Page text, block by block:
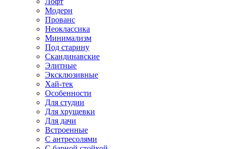
Модерн
Прованс
Неоклассика
Минимализм
Под старину
Скандинавские
Элитные
Эксклюзивные
Хай-тек
Особенности
Для студии
Для хрущевки
Для дачи
Встроенные
С антресолями